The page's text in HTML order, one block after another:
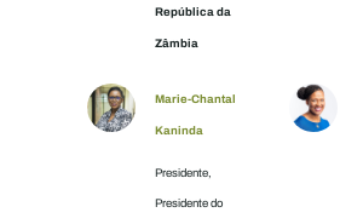
República da
Zâmbia
Marie-Chantal
Kaninda
Presidente,
Presidente do